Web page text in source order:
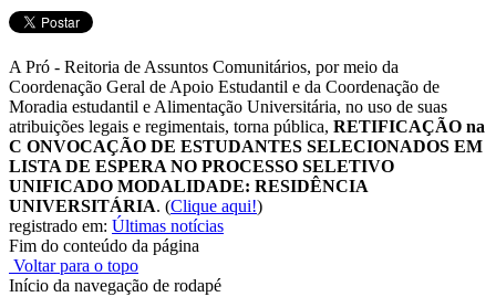
A Pró - Reitoria de Assuntos Comunitários, por meio da
Coordenação Geral de Apoio Estudantil e da Coordenação de
Moradia estudantil e Alimentação Universitária, no uso de suas
atribuições legais e regimentais, torna pública, RETIFICAÇÃO na
C ONVOCAÇÃO DE ESTUDANTES SELECIONADOS EM
LISTA DE ESPERA NO PROCESSO SELETIVO
UNIFICADO MODALIDADE: RESIDÊNCIA
UNIVERSITÁRIA. (Clique aqui!)
registrado em: Últimas notícias
Fim do conteúdo da página
Voltar para o topo
Início da navegação de rodapé